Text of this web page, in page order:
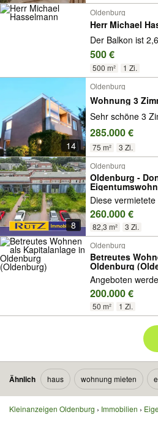
Oldenburg
Herr Michael
Der Balkon ist
500 €
500 m² 1 Zi.
14
Oldenburg
Wohnung 3
Sehr schöne 3
285.000 €
75 m² 3 Zi.
8
Oldenburg
Oldenburg -
Diese
260.000 €
82,3 m²
3 Zi.
Oldenburg
Betreutes
Oldenburg
Angeboten
200.000 €
50 m² 1 Zi.
Ähnlich haus wohnung mieten
Kleinanzeigen Oldenburg Immobilien